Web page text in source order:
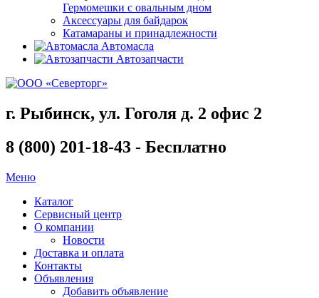
Гермомешки с овальным дном
Аксессуары для байдарок
Катамараны и принадлежности
Автомасла
Автозапчасти
г. Рыбинск, ул. Гоголя д. 2 офис 2
8 (800) 201-18-43 - Бесплатно
Меню
Каталог
Сервисный центр
О компании
Новости
Доставка и оплата
Контакты
Объявления
Добавить объявление